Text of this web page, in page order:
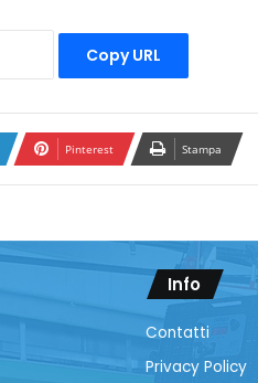
Copy URL
Pinterest Stampa
Info
Contatti
Privacy Policy